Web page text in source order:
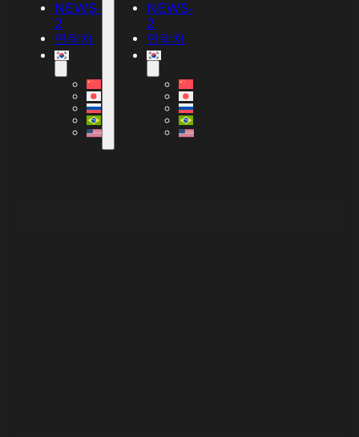
NEWS-
2
연락처
NEWS-
2
연락처